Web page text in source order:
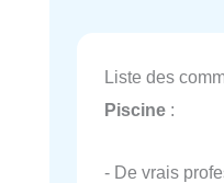
Liste des
Piscine :
- De vrais